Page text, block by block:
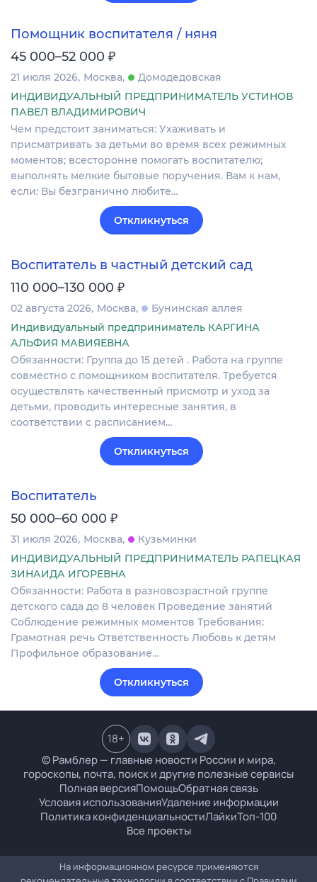
Помощник воспитателя / няня
45 000–52 000 ₽
21 июля 2026 Москва
Домодедовская
ИНДИВИДУАЛЬНЫЙ ПРЕДПРИНИМАТЕЛЬ УСТИНОВ
ПАВЕЛ ВЛАДИМИРОВИЧ
Чем предстоит заниматься: Ухаживать и
присматривать за детьми во время всех режимных
моментов; всесторонне помогать воспитателю;
выполнять мелкие бытовые поручения. Вам к нам,
если: Вы безгранично любите…
Откликнуться
Воспитатель в частный детский сад
110 000–130 000 ₽
02 августа 2026 Москва
Бунинская аллея
Индивидуальный предприниматель КАРГИНА
АЛЬФИЯ МАВИЯЕВНА
Обязанности: Группа до 15 детей . Работа на группе
совместно с помощником воспитателя. Требуется
осуществлять качественный присмотр и уход за
детьми, проводить интересные занятия, в
соответствии с расписанием…
Откликнуться
Воспитатель
50 000–60 000 ₽
31 июля 2026 Москва
Кузьминки
ИНДИВИДУАЛЬНЫЙ ПРЕДПРИНИМАТЕЛЬ РАПЕЦКАЯ
ЗИНАИДА ИГОРЕВНА
Обязанности: Работа в разновозрастной группе
детского сада до 8 человек Проведение занятий
Соблюдение режимных моментов Требования:
Грамотная речь Ответственность Любовь к детям
Профильное образование…
Откликнуться
© Рамблер — главные новости России и мира,
гороскопы, почта, поиск и другие полезные сервисы
Полная версияПомощьОбратная связь
Условия использованияУдаление информации
Политика конфиденциальностиЛайкиТоп-100
Все проекты
18+
На информационном ресурсе применяются